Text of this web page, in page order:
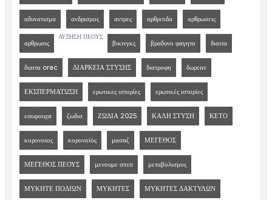
αδυνατισμα ανδρισμος αντρες αρθριτιδα αρθρωσεις
αρθρωσις
ΑΥΞΗΣΗ ΠΕΟΥΣ
βικινγκς βραδυνο φαγητο διαιτα
διαιτα orac ΔΙΑΡΚΕΙΑ ΣΤΥΣΗΣ διατροφη δωρεαν
ΕΚΣΠΕΡΜΑΤΩΣΗ ερωτικες ιστορίες ερωτικές ιστορίες
εσωρουχα ζωδια ΖΩΔΙΑ 2025 ΚΑΛΗ ΣΤΥΣΗ ΚΕΤΟ
κορονοιος κορονοϊός μασαζ ΜΕΓΕΘΟΣ
ΜΕΓΕΘΟΣ ΠΕΟΥΣ μενουμε σπιτι μεταβολισμος
ΜΥΚΗΤΕ ΠΟΔΙΩΝ ΜΥΚΗΤΕΣ ΜΥΚΗΤΕΣ ΔΑΚΤΥΛΩΝ